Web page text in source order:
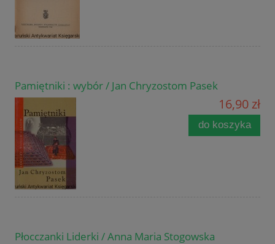
Pamiętniki : wybór / Jan Chryzostom Pasek
16,90 zł
do koszyka
Płocczanki Liderki / Anna Maria Stogowska